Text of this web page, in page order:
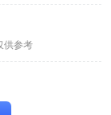
供参考